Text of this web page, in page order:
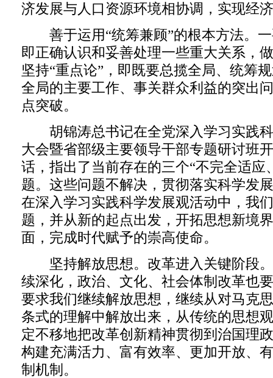
济发展与人口资源环境相协调，实现经
善于运用“统筹兼顾”的根本方法。一
即正确认识和妥善处理一些重大关系，
坚持“重点论”，即既要总揽全局、统筹
全局的主要工作、事关群众利益的突出
点突破。
胡锦涛总书记在全党深入学习实践科
大会暨省部级主要领导干部专题研讨班
话，指出了当前存在的三个“不完全适应
题。这些问题不解决，贯彻落实科学发
在深入学习实践科学发展观活动中，我
题，并从新的起点出发，开拓思想新境
面，完成时代赋予的崇高使命。
坚持解放思想。改革进入关键阶段。
续深化，政治、文化、社会体制改革也
要求我们继续解放思想，继续从对马克
条式的理解中解放出来，从传统的思想
定不移地把改革创新精神贯彻到治国理
构建充满活力、富有效率、更加开放、
制机制。